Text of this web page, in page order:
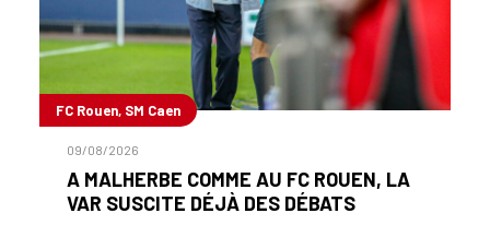
FC Rouen, SM Caen
09/08/2026
A MALHERBE COMME AU FC ROUEN, LA
VAR SUSCITE DÉJÀ DES DÉBATS